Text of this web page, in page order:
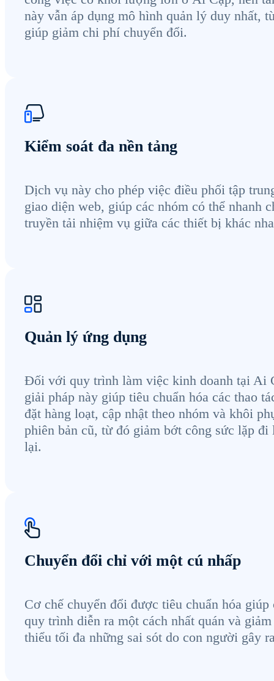
này vẫn áp dụng mô hình quản lý duy nhất,
giúp giảm chi phí chuyển đổi.
Kiểm soát đa nền tảng
Dịch vụ này cho phép việc điều phối tập
giao diện web, giúp các nhóm có thể nhanh
truyền tải nhiệm vụ giữa các thiết bị khác
Quản lý ứng dụng
Đối với quy trình làm việc kinh doanh tại Ai
giải pháp này giúp tiêu chuẩn hóa các thao
đặt hàng loạt, cập nhật theo nhóm và khôi
phiên bản cũ, từ đó giảm bớt công sức lặp đi
lại.
Chuyển đổi chỉ với một cú nhấp
Cơ chế chuyển đổi được tiêu chuẩn hóa giúp
quy trình diễn ra một cách nhất quán và giảm
thiểu tối đa những sai sót do con người gây